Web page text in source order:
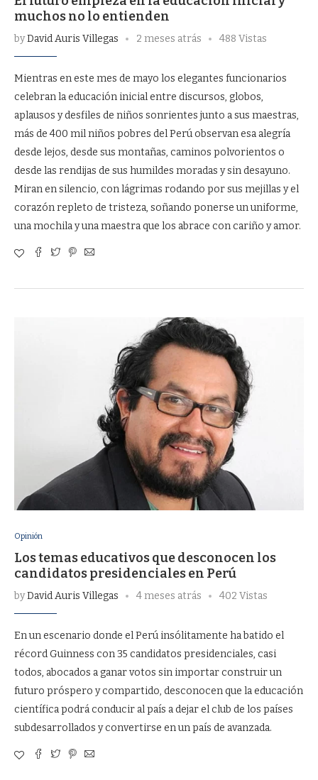
muchos no lo entienden
byDavid Auris Villegas 2 meses atrás 488 Vistas
Mientras en este mes de mayo los elegantes funcionarios
celebran la educación inicial entre discursos, globos,
aplausos y desfiles de niños sonrientes junto a sus maestras,
más de 400 mil niños pobres del Perú observan esa alegría
desde lejos, desde sus montañas, caminos polvorientos o
desde las rendijas de sus humildes moradas y sin desayuno.
Miran en silencio, con lágrimas rodando por sus mejillas y el
corazón repleto de tristeza, soñando ponerse un uniforme,
una mochila y una maestra que los abrace con cariño y amor.
Opinión
Los temas educativos que desconocen los
candidatos presidenciales en Perú
byDavid Auris Villegas 4 meses atrás 402 Vistas
En un escenario donde el Perú insólitamente ha batido el
récord Guinness con 35 candidatos presidenciales, casi
todos, abocados a ganar votos sin importar construir un
futuro próspero y compartido, desconocen que la educación
científica podrá conducir al país a dejar el club de los países
subdesarrollados y convertirse en un país de avanzada.